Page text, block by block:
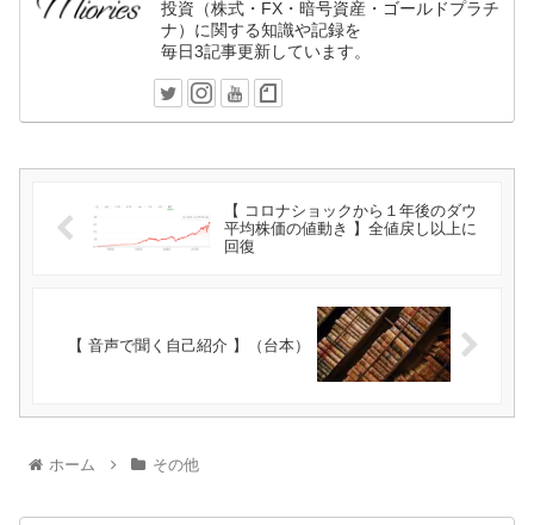
投資（株式・FX・暗号資産・ゴールドプラチ
ナ）に関する知識や記録を
毎日3記事更新しています。
【 コロナショックから１年後のダウ
平均株価の値動き 】全値戻し以上に
回復
【 音声で聞く自己紹介 】（台本）
ホーム その他